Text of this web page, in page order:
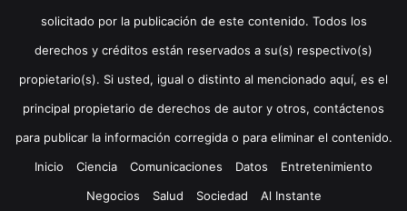
solicitado por la publicación de este contenido. Todos los
derechos y créditos están reservados a su(s) respectivo(s)
propietario(s). Si usted, igual o distinto al mencionado aquí, es el
principal propietario de derechos de autor y otros, contáctenos
para publicar la información corregida o para eliminar el contenido.
Inicio
Ciencia Comunicaciones Datos
Entretenimiento
Negocios
Salud Sociedad Al Instante